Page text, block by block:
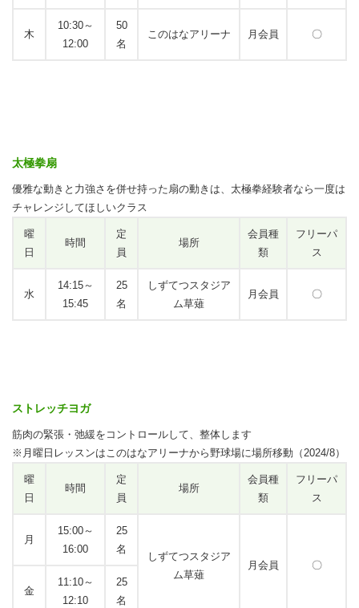
木
10:30～
12:00
50
名
このはなアリーナ 月会員 〇
太極拳扇
優雅な動きと力強さを併せ持った扇の動きは、太極拳経験者なら一度は
チャレンジしてほしいクラス
曜
日
時間
定
員
場所
会員種
類
フリーパ
ス
水
14:15～
15:45
25
名
しずてつスタジア
ム草薙
月会員 〇
ストレッチヨガ
筋肉の緊張・弛緩をコントロールして、整体します
※月曜日レッスンはこのはなアリーナから野球場に場所移動（2024/8）
曜
日
時間
定
員
場所
会員種
類
フリーパ
ス
月
15:00～
16:00
25
名
しずてつスタジア
ム草薙
月会員 〇
金
11:10～
12:10
25
名